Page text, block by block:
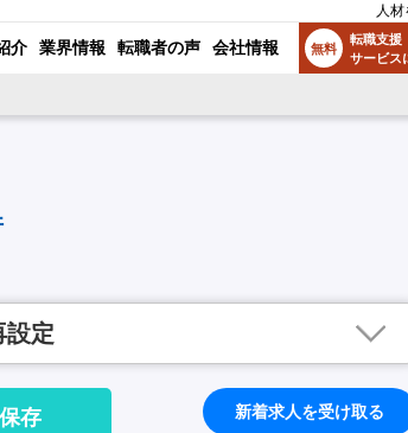
人
介 業界情報 転職者の声 会社情報 無料
転職支援
サービス
設定
存 新着求人を受け取る